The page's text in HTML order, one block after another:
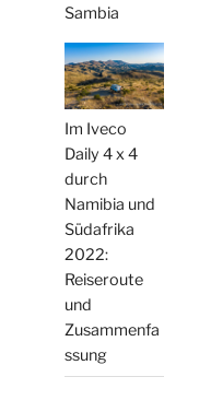
Sambia
Im Iveco
Daily 4 x 4
durch
Namibia und
Südafrika
2022:
Reiseroute
und
Zusammenfa
ssung